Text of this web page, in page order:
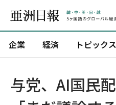
企業 経済 トピックス
与党、AI国民